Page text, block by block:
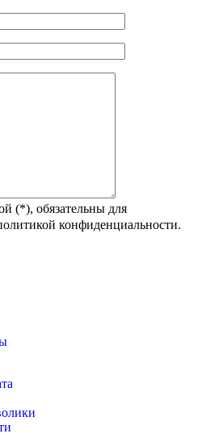
(*), обязательны для
конфиденциальности.